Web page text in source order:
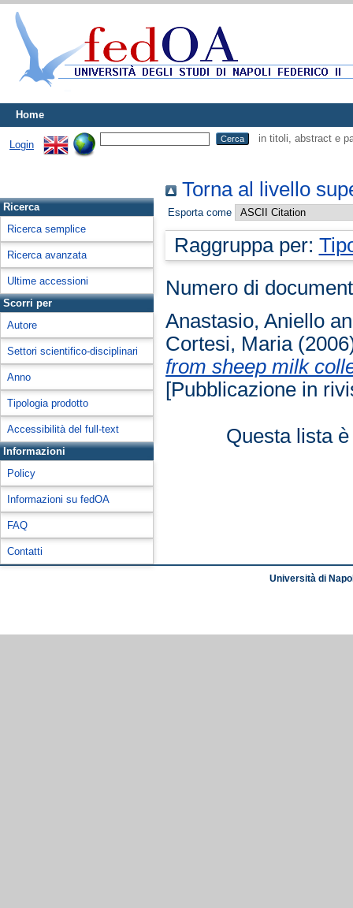
Home
Login
in titoli, abstract e
Ricerca
Ricerca semplice
Ricerca avanzata
Ultime accessioni
Scorri per
Autore
Settori scientifico-disciplinari
Anno
Tipologia prodotto
Accessibilità del full-text
Informazioni
Policy
Informazioni su fedOA
FAQ
Contatti
Torna al livello
Esporta come
Raggruppa per:
Numero di
Anastasio, Aniello
Cortesi, Maria
from sheep milk
[Pubblicazione in
Questa lista
Università di